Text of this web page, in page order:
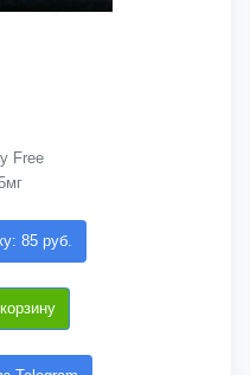
Free
85 руб.